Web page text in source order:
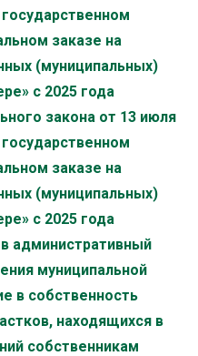
заказе на
(муниципальных)
с 2025 года
закона от 13 июля
заказе на
(муниципальных)
с 2025 года
административный
муниципальной
в собственность
находящихся в
собственникам